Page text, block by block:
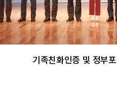
기족친화인증 및 정부